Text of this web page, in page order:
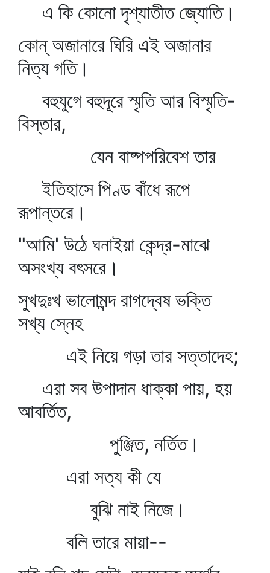
এ কি কোনো দৃশ্যাতীত জ্যোতি।
কোন্‌ অজানারে ঘিরি এই অজানার
নিত্য গতি।
বহুযুগে বহুদূরে স্মৃতি আর বিস্মৃতি-
বিস্তার,
যেন বাষ্পপরিবেশ তার
ইতিহাসে পিণ্ড বাঁধে রূপে
রূপান্তরে।
"আমি' উঠে ঘনাইয়া কেন্দ্র-মাঝে
অসংখ্য বৎসরে।
সুখদুঃখ ভালোমন্দ রাগদ্বেষ ভক্তি
সখ্য স্নেহ
এই নিয়ে গড়া তার সত্তাদেহ;
এরা সব উপাদান ধাক্কা পায়, হয়
আবর্তিত,
পুঞ্জিত, নর্তিত।
এরা সত্য কী যে
বুঝি নাই নিজে।
বলি তারে মায়া--